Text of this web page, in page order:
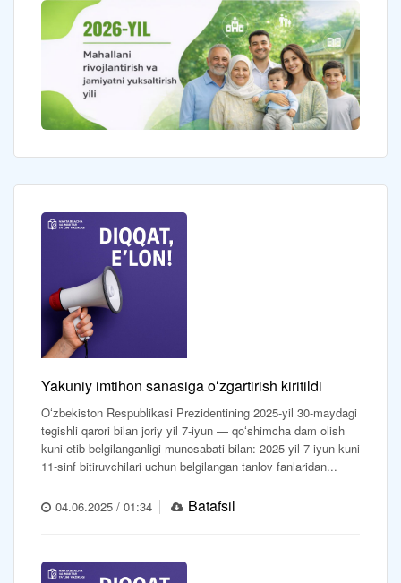
Yakuniy imtihon sanasiga oʻzgartirish kiritildi
Oʻzbekiston Respublikasi Prezidentining 2025-yil 30-maydagi
tegishli qarori bilan joriy yil 7-iyun — qoʻshimcha dam olish
kuni etib belgilanganligi munosabati bilan: 2025-yil 7-iyun kuni
11-sinf bitiruvchilari uchun belgilangan tanlov fanlaridan...
04.06.2025 / 01:34 Batafsil